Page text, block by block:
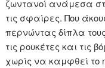
ζωντανοί ανάμεσα
τις σφαίρες. Που
περνώντας δίπλα
τις ρουκέτες και τις
χωρίς να καμφθεί το